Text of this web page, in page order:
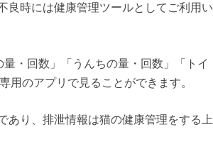
良時には健康管理ツールとしてご利用い
・回数」「うんちの量・回数」「トイ
用のアプリで見ることができます。
あり、排泄情報は猫の健康管理をする上